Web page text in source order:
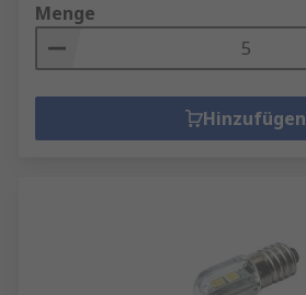
Menge
Hinzufügen